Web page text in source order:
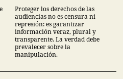
Proteger los derechos de las
audiencias no es censura ni
represión: es garantizar
información veraz, plural y
transparente. La verdad debe
prevalecer sobre la
manipulación.